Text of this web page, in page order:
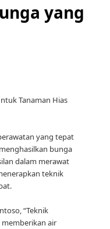
yang
Tanaman Hias
yang tepat
bunga
dalam merawat
teknik
“Teknik
air